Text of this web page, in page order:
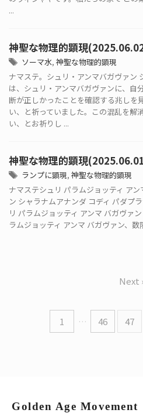
...
神聖な物理的顕現
ソーマ水, 神聖な物理的顕現
ナマステ。シュリ・アンマバガヴァン
は、シュリ・アンマバガヴァンに、自
断が正しかったことを確認する兆しを
い、と祈っていました。この混乱を解
い、とお祈りし ...
神聖な物理的顕現
ランプに顕現, 神聖な物理的顕現
ナマステシュリ パラムジョッティ アン
ン シャラナムアナンダ コディ パダプ
リ パラムジョッティ アンマ バガヴァ
ラムジョッティ アンマ バガヴァン、数
1 … 46 47
Next
Golden Age Movement